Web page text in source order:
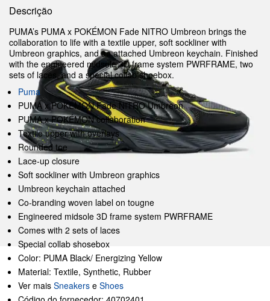
Descrição
PUMA’s PUMA x POKÉMON Fade NITRO Umbreon brings the
collaboration to life with a textile upper, soft sockliner with
Umbreon graphics, and an attached Umbreon keychain. Finished
with the engineered midsole 3D frame system PWRFRAME, two
sets of laces, and a special collab shoebox.
Puma
PUMA x POKÉMON Fade NITRO Umbreon
PUMA x POKÉMON collaboration
Textile upper with overlays
Rounded toe
Lace-up closure
Soft sockliner with Umbreon graphics
Umbreon keychain attached
Co-branding woven label on tougne
Engineered midsole 3D frame system PWRFRAME
Comes with 2 sets of laces
Special collab shosebox
Color: PUMA Black/ Energizing Yellow
Material: Textile, Synthetic, Rubber
Ver mais Sneakers e Shoes